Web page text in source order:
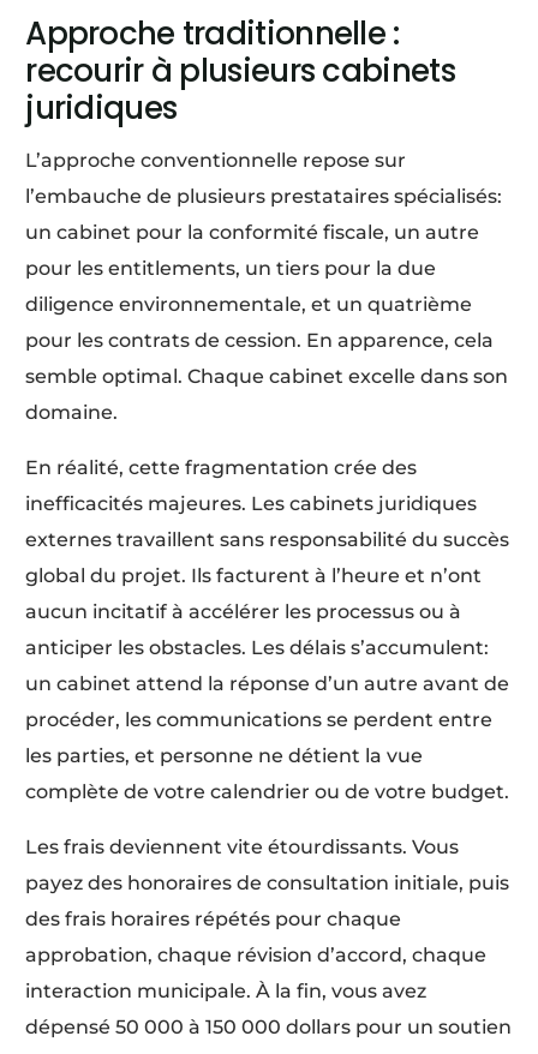
Approche traditionnelle :
recourir à plusieurs cabinets
juridiques
L’approche conventionnelle repose sur
l’embauche de plusieurs prestataires spécialisés:
un cabinet pour la conformité fiscale, un autre
pour les entitlements, un tiers pour la due
diligence environnementale, et un quatrième
pour les contrats de cession. En apparence, cela
semble optimal. Chaque cabinet excelle dans son
domaine.
En réalité, cette fragmentation crée des
inefficacités majeures. Les cabinets juridiques
externes travaillent sans responsabilité du succès
global du projet. Ils facturent à l’heure et n’ont
aucun incitatif à accélérer les processus ou à
anticiper les obstacles. Les délais s’accumulent:
un cabinet attend la réponse d’un autre avant de
procéder, les communications se perdent entre
les parties, et personne ne détient la vue
complète de votre calendrier ou de votre budget.
Les frais deviennent vite étourdissants. Vous
payez des honoraires de consultation initiale, puis
des frais horaires répétés pour chaque
approbation, chaque révision d’accord, chaque
interaction municipale. À la fin, vous avez
dépensé 50 000 à 150 000 dollars pour un soutien